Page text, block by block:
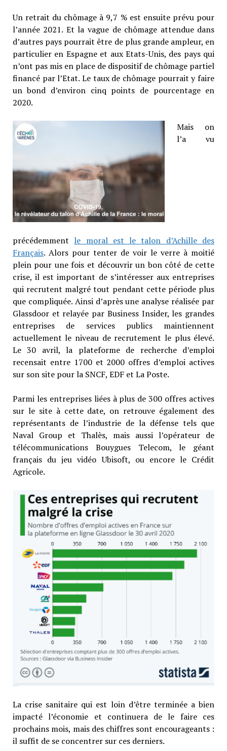
Un retrait du chômage à 9,7 % est ensuite prévu pour
l’année 2021. Et la vague de chômage attendue dans
d’autres pays pourrait être de plus grande ampleur, en
particulier en Espagne et aux Etats-Unis, des pays qui
n’ont pas mis en place de dispositif de chômage partiel
financé par l’Etat. Le taux de chômage pourrait y faire
un bond d’environ cinq points de pourcentage en
2020.
Mais on
l’a vu
précédemment le moral est le talon d’Achille des
Français. Alors pour tenter de voir le verre à moitié
plein pour une fois et découvrir un bon côté de cette
crise, il est important de s’intéresser aux entreprises
qui recrutent malgré tout pendant cette période plus
que compliquée. Ainsi d’après une analyse réalisée par
Glassdoor et relayée par Business Insider, les grandes
entreprises de services publics maintiennent
actuellement le niveau de recrutement le plus élevé.
Le 30 avril, la plateforme de recherche d’emploi
recensait entre 1700 et 2000 offres d’emploi actives
sur son site pour la SNCF, EDF et La Poste.
Parmi les entreprises liées à plus de 300 offres actives
sur le site à cette date, on retrouve également des
représentants de l’industrie de la défense tels que
Naval Group et Thalès, mais aussi l’opérateur de
télécommunications Bouygues Telecom, le géant
français du jeu vidéo Ubisoft, ou encore le Crédit
Agricole.
La crise sanitaire qui est loin d’être terminée a bien
impacté l’économie et continuera de le faire ces
prochains mois, mais des chiffres sont encourageants :
il suffit de se concentrer sur ces derniers.